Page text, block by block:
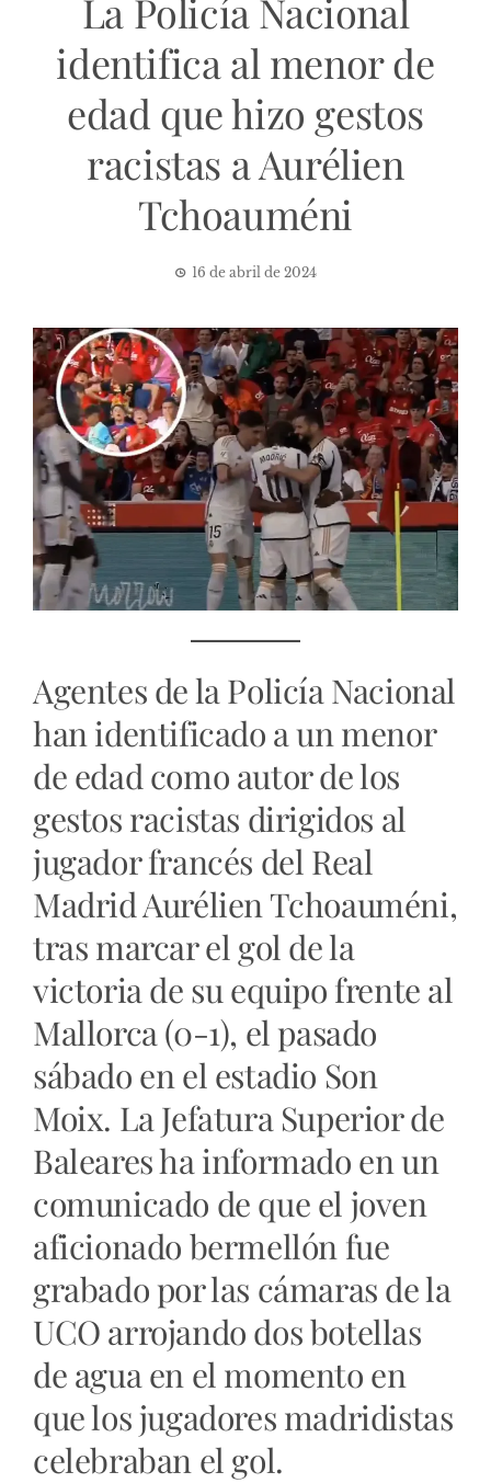
La Policía Nacional
identifica al menor de
edad que hizo gestos
racistas a Aurélien
Tchoauméni
16 de abril de 2024
Agentes de la Policía Nacional
han identificado a un menor
de edad como autor de los
gestos racistas dirigidos al
jugador francés del Real
Madrid Aurélien Tchoauméni,
tras marcar el gol de la
victoria de su equipo frente al
Mallorca (0-1), el pasado
sábado en el estadio Son
Moix. La Jefatura Superior de
Baleares ha informado en un
comunicado de que el joven
aficionado bermellón fue
grabado por las cámaras de la
UCO arrojando dos botellas
de agua en el momento en
que los jugadores madridistas
celebraban el gol.